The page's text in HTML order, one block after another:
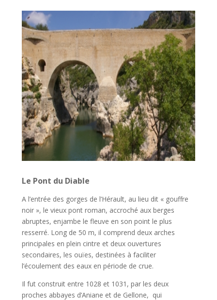
Le Pont du Diable
A l’entrée des gorges de l’Hérault, au lieu dit « gouffre
noir », le vieux pont roman, accroché aux berges
abruptes, enjambe le fleuve en son point le plus
resserré. Long de 50 m, il comprend deux arches
principales en plein cintre et deux ouvertures
secondaires, les ouïes, destinées à faciliter
l’écoulement des eaux en période de crue.
Il fut construit entre 1028 et 1031, par les deux
proches abbayes d’Aniane et de Gellone, qui